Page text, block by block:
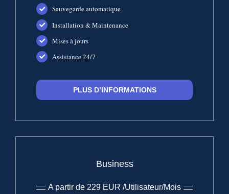
Sauvegarde automatique
Installation & Maintenance
Mises à jours
Assistance 24/7
PLUS D’INFORMATIONS
Business
A partir de 229 EUR /Utilisateur/Mois